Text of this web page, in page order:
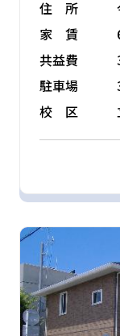
住 所
家 賃
共益費
駐車場
校 区